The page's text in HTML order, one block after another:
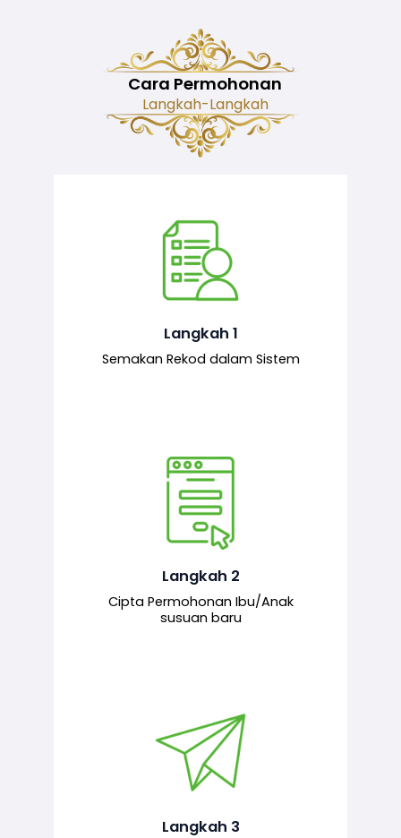
Cara Permohonan
Langkah-Langkah
Langkah 1
Semakan Rekod dalam Sistem
Semakan ke atas sejarah permohonan
yang pernah dibuat oleh pemohon,
Langkah 2
Cipta Permohonan Ibu/Anak
susuan baru
Pemohon mengisi borang
permohonan bagi pendaftaran
baharu melalui sistem.
Langkah 3
Permohonan yang lengkap dihantar
untuk proses semakan dan
bertanggungjawab.